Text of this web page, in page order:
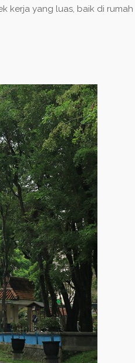
kerja yang luas, baik di